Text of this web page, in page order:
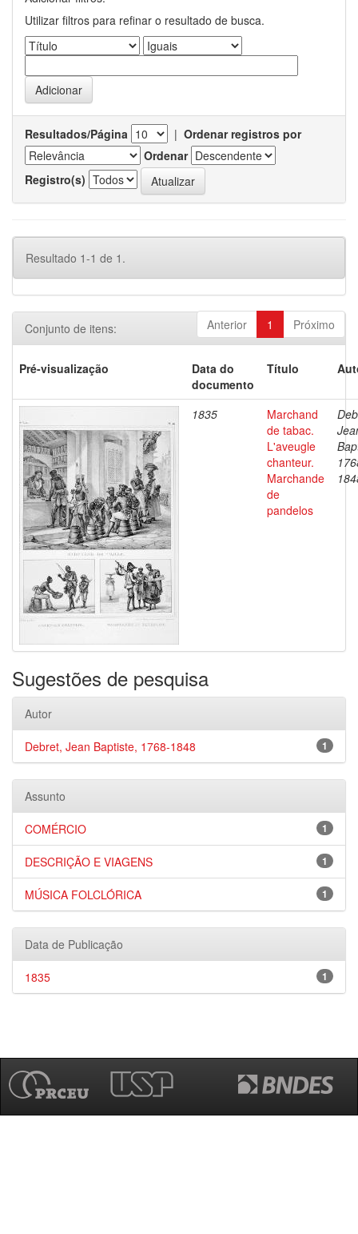
Utilizar filtros para refinar o resultado de busca.
Resultados/Página | Ordenar registros por
Ordenar
Registro(s)
Resultado 1-1 de 1.
Anterior 1 Próximo
Conjunto de itens:
Pré-visualização
Data do
documento
Título
1835
Marchand
de tabac.
L'aveugle
chanteur.
Marchande
de
pandelos
Sugestões de pesquisa
Autor
1
Debret, Jean Baptiste, 1768-1848
Assunto
1
COMÉRCIO
1
DESCRIÇÃO E VIAGENS
1
MÚSICA FOLCLÓRICA
Data de Publicação
1
1835